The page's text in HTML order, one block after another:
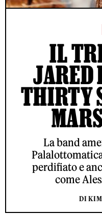
IL
JARED
THIRTY
La band
perdifiato e
come
DI